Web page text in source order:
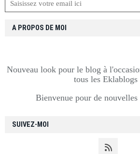
SUIVEZ-MOI
A PROPOS DE MOI
Nouveau look pour le blog à
tous les Eklablogs
Bienvenue pour de nouvelles